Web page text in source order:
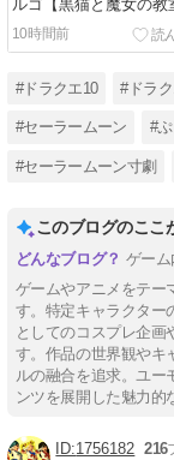
ルゴ【黒猫と魔女の教
10時間前
#ドラクエ10 #ドラ
#セーラームーン #
#セーラームーン寸劇
このブログのここ
ゲー
ゲームやアニメをテー
す。特定キャラクター
としてのコスプレ企画
す。作品の世界観やキ
ルの融合を追求。ユー
ンツを展開した魅力的
1756182 216